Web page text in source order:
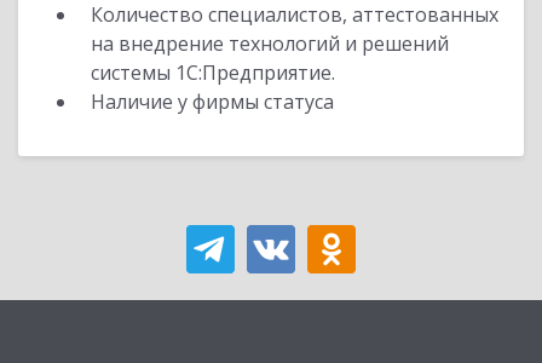
Количество специалистов, аттестованных
на внедрение технологий и решений
системы 1С:Предприятие.
Наличие у фирмы статуса